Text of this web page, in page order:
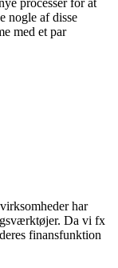
nogle af disse
med et par
har
Da vi fx
finansfunktion